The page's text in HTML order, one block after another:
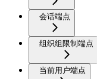
会话端点
组织组限制端点
当前用户端点